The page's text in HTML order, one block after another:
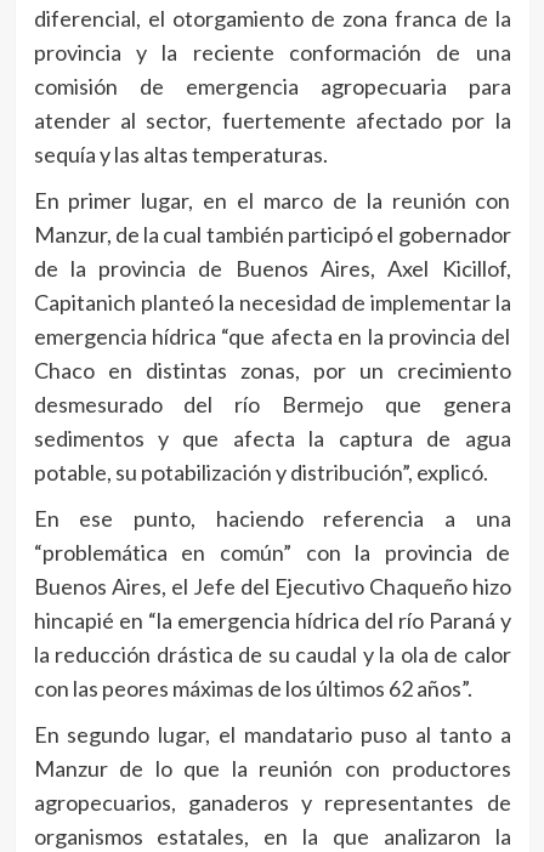
diferencial, el otorgamiento de zona franca de la
provincia y la reciente conformación de una
comisión de emergencia agropecuaria para
atender al sector, fuertemente afectado por la
sequía y las altas temperaturas.
En primer lugar, en el marco de la reunión con
Manzur, de la cual también participó el gobernador
de la provincia de Buenos Aires, Axel Kicillof,
Capitanich planteó la necesidad de implementar la
emergencia hídrica “que afecta en la provincia del
Chaco en distintas zonas, por un crecimiento
desmesurado del río Bermejo que genera
sedimentos y que afecta la captura de agua
potable, su potabilización y distribución”, explicó.
En ese punto, haciendo referencia a una
“problemática en común” con la provincia de
Buenos Aires, el Jefe del Ejecutivo Chaqueño hizo
hincapié en “la emergencia hídrica del río Paraná y
la reducción drástica de su caudal y la ola de calor
con las peores máximas de los últimos 62 años”.
En segundo lugar, el mandatario puso al tanto a
Manzur de lo que la reunión con productores
agropecuarios, ganaderos y representantes de
organismos estatales, en la que analizaron la